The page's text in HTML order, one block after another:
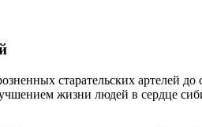
старательских артелей
жизни людей в сердце